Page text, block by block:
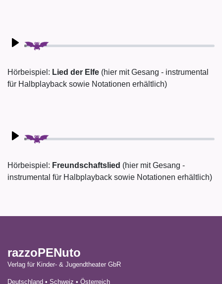
Hörbeispiel: Lied der Elfe (hier mit Gesang - instrumental
für Halbplayback sowie Notationen erhältlich)
Hörbeispiel: Freundschaftslied (hier mit Gesang -
instrumental für Halbplayback sowie Notationen erhältlich)
razzoPENuto
Verlag für Kinder- & Jugendtheater GbR
Deutschland • Schweiz • Österreich